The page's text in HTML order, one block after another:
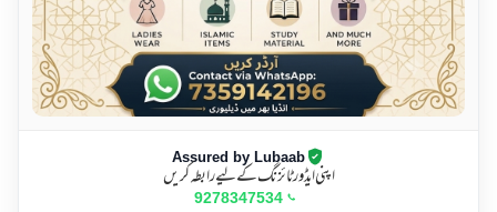
Assured by Lubaab
اپنی ایڈورٹائزنگ کے لیے رابطہ کریں
9278347534